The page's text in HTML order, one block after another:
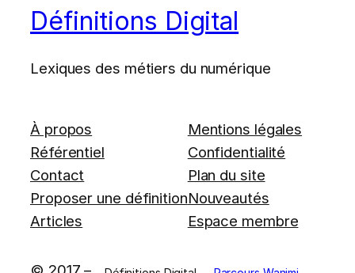
Définitions Digital
Lexiques des métiers du numérique
À propos
Référentiel
Contact
Proposer une définition
Articles
Mentions légales
Confidentialité
Plan du site
Nouveautés
Espace membre